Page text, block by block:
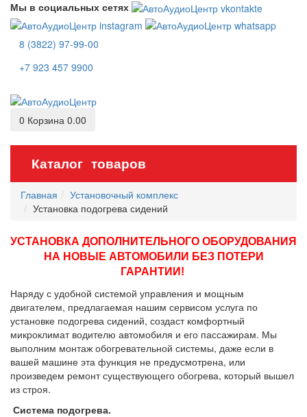
Мы в социальных сетях
8 (3822) 97-99-00
+7 923 457 9900
0 Корзина 0.00
Каталог товаров
Главная
Установочный комплекс
Установка подогрева сидений
УСТАНОВКА ДОПОЛНИТЕЛЬНОГО ОБОРУДОВАНИЯ
НА НОВЫЕ АВТОМОБИЛИ БЕЗ ПОТЕРИ
ГАРАНТИИ!
Наряду с удобной системой управления и мощным
двигателем, предлагаемая нашим сервисом услуга по
установке подогрева сидений, создаст комфортный
микроклимат водителю автомобиля и его пассажирам. Мы
выполним монтаж обогревательной системы, даже если в
вашей машине эта функция не предусмотрена, или
произведем ремонтсуществующего обогрева, который вышел
из строя.
Система подогрева.